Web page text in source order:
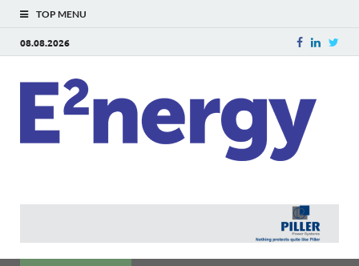
TOP MENU
08.08.2026